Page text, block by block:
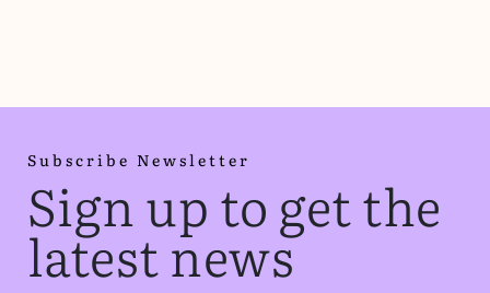
Subscribe Newsletter
Sign up to get the
latest news